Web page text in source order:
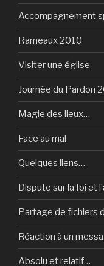
Accompagnement
Rameaux 2010
Visiter une église
Journée du Pardon
Magie des lieux…
Face au mal
Quelques liens…
Dispute sur la foi et
Partage de fichiers
Réaction à un
Absolu et relatif…